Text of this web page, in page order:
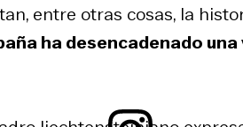
entre otras cosas, la
ha desencadenado